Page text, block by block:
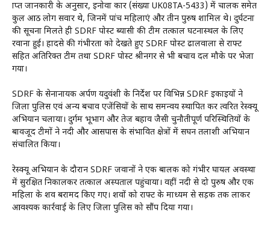
प्राप्त जानकारी के अनुसार, इनोवा कार (संख्या UK08TA-5433) में चालक समेत
कुल आठ लोग सवार थे, जिनमें पांच महिलाएं और तीन पुरुष शामिल थे। दुर्घटना
की सूचना मिलते ही SDRF पोस्ट ब्यासी की टीम तत्काल घटनास्थल के लिए
रवाना हुई। हादसे की गंभीरता को देखते हुए SDRF पोस्ट ढालवाला से राफ्ट
सहित अतिरिक्त टीम तथा SDRF पोस्ट श्रीनगर से भी बचाव दल मौके पर भेजा
गया।
SDRF के सेनानायक अर्पण यदुवंशी के निर्देश पर विभिन्न SDRF इकाइयों ने
जिला पुलिस एवं अन्य बचाव एजेंसियों के साथ समन्वय स्थापित कर त्वरित रेस्क्यू
अभियान चलाया। दुर्गम भूभाग और तेज बहाव जैसी चुनौतीपूर्ण परिस्थितियों के
बावजूद टीमों ने नदी और आसपास के संभावित क्षेत्रों में सघन तलाशी अभियान
संचालित किया।
रेस्क्यू अभियान के दौरान SDRF जवानों ने एक बालक को गंभीर घायल अवस्था
में सुरक्षित निकालकर तत्काल अस्पताल पहुंचाया। वहीं नदी से दो पुरुष और एक
महिला के शव बरामद किए गए। शवों को राफ्ट के माध्यम से सड़क तक लाकर
आवश्यक कार्रवाई के लिए जिला पुलिस को सौंप दिया गया।